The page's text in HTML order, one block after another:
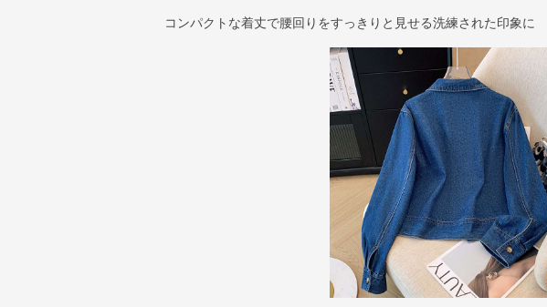
コンパクトな着丈で腰回りをすっきりと見せる洗練された印象に